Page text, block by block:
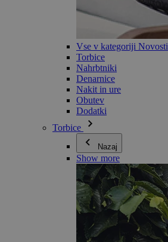
Vse v kategoriji Novosti
Torbice
Nahrbtniki
Denarnice
Nakit in ure
Obutev
Dodatki
Torbice
Nazaj
Show more